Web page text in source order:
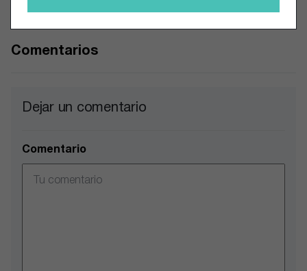
analizar su impacto en los mercados.
Comentarios
Dejar un comentario
Comentario